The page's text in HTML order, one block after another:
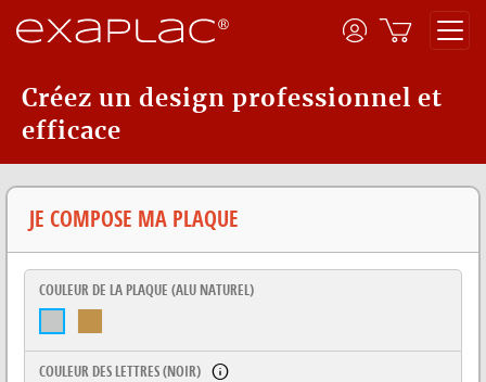
Créez un design professionnel et
efficace
JE COMPOSE MA PLAQUE
COULEUR DE LA PLAQUE (ALU NATUREL)
COULEUR DES LETTRES (NOIR)